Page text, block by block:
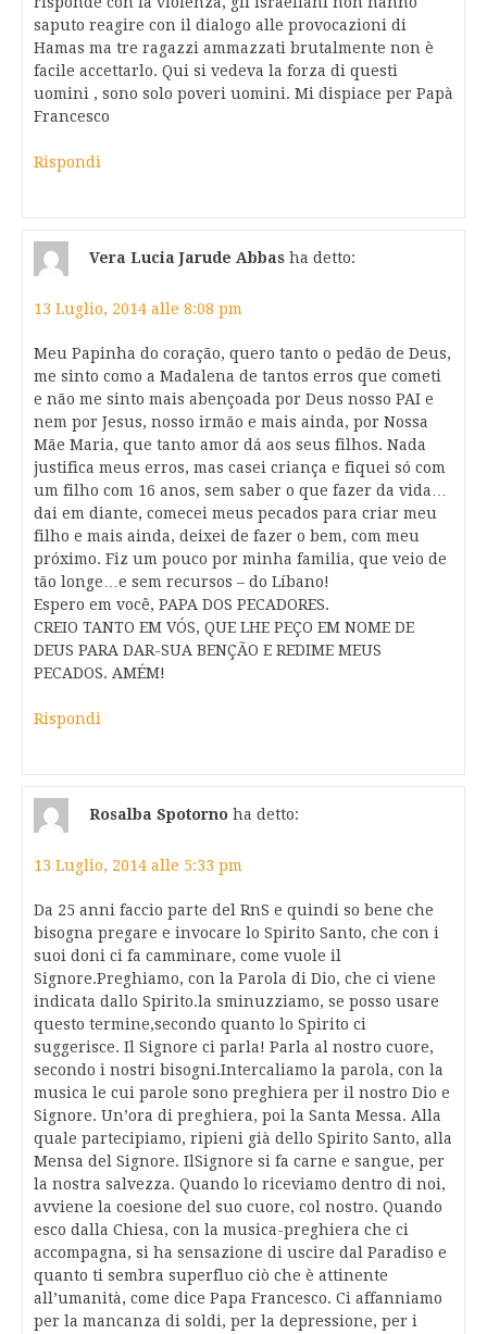
saputo reagire con il dialogo alle provocazioni di
Hamas ma tre ragazzi ammazzati brutalmente non è
facile accettarlo. Qui si vedeva la forza di questi
uomini , sono solo poveri uomini. Mi dispiace per Papà
Francesco
Rispondi
Vera Lucia Jarude Abbas ha detto:
13 Luglio, 2014 alle 8:08 pm
Meu Papinha do coração, quero tanto o pedão de Deus,
me sinto como a Madalena de tantos erros que cometi
e não me sinto mais abençoada por Deus nosso PAI e
nem por Jesus, nosso irmão e mais ainda, por Nossa
Mãe Maria, que tanto amor dá aos seus filhos. Nada
justifica meus erros, mas casei criança e fiquei só com
um filho com 16 anos, sem saber o que fazer da vida…
dai em diante, comecei meus pecados para criar meu
filho e mais ainda, deixei de fazer o bem, com meu
próximo. Fiz um pouco por minha familia, que veio de
tão longe…e sem recursos – do Líbano!
Espero em você, PAPA DOS PECADORES.
CREIO TANTO EM VÓS, QUE LHE PEÇO EM NOME DE
DEUS PARA DAR-SUA BENÇÃO E REDIME MEUS
PECADOS. AMÉM!
Rispondi
Rosalba Spotorno ha detto:
13 Luglio, 2014 alle 5:33 pm
Da 25 anni faccio parte del RnS e quindi so bene che
bisogna pregare e invocare lo Spirito Santo, che con i
suoi doni ci fa camminare, come vuole il
Signore.Preghiamo, con la Parola di Dio, che ci viene
indicata dallo Spirito.la sminuzziamo, se posso usare
questo termine,secondo quanto lo Spirito ci
suggerisce. Il Signore ci parla! Parla al nostro cuore,
secondo i nostri bisogni.Intercaliamo la parola, con la
musica le cui parole sono preghiera per il nostro Dio e
Signore. Un’ora di preghiera, poi la Santa Messa. Alla
quale partecipiamo, ripieni già dello Spirito Santo, alla
Mensa del Signore. IlSignore si fa carne e sangue, per
la nostra salvezza. Quando lo riceviamo dentro di noi,
avviene la coesione del suo cuore, col nostro. Quando
esco dalla Chiesa, con la musica-preghiera che ci
accompagna, si ha sensazione di uscire dal Paradiso e
quanto ti sembra superfluo ciò che è attinente
all’umanità, come dice Papa Francesco. Ci affanniamo
per la mancanza di soldi, per la depressione, per i